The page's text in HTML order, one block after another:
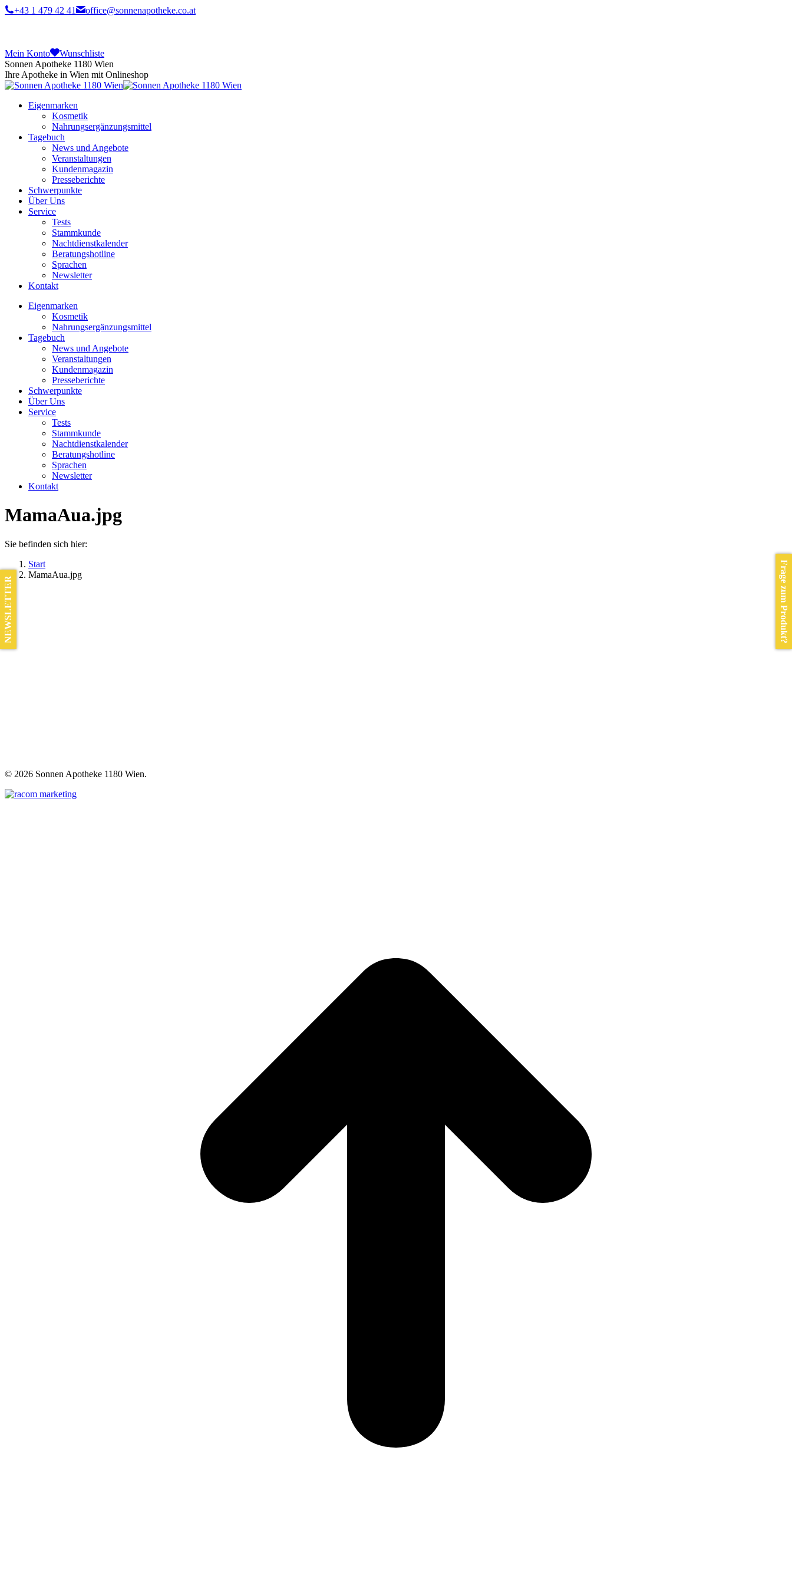
+43 1 479 42 41 office@sonnenapotheke.co.at
Mein Konto
Wunschliste
Sonnen Apotheke 1180 Wien
Ihre Apotheke in Wien mit Onlineshop
Eigenmarken
Kosmetik
Nahrungsergänzungsmittel
Tagebuch
News und Angebote
Veranstaltungen
Kundenmagazin
Presseberichte
Schwerpunkte
Über Uns
Service
Tests
Stammkunde
Nachtdienstkalender
Beratungshotline
Sprachen
Newsletter
Kontakt
Eigenmarken
Kosmetik
Nahrungsergänzungsmittel
Tagebuch
News und Angebote
Veranstaltungen
Kundenmagazin
Presseberichte
Schwerpunkte
Über Uns
Service
Tests
Stammkunde
Nachtdienstkalender
Beratungshotline
Sprachen
Newsletter
Kontakt
MamaAua.jpg
Sie befinden sich hier:
Start
MamaAua.jpg
© 2026 Sonnen Apotheke 1180 Wien.
Frage zum Produkt?
NEWSLETTER